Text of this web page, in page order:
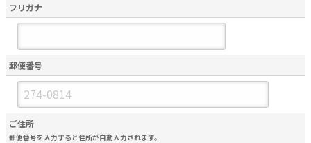
フリガナ
郵便番号
ご住所
郵便番号を入力すると住所が自動入力されます。